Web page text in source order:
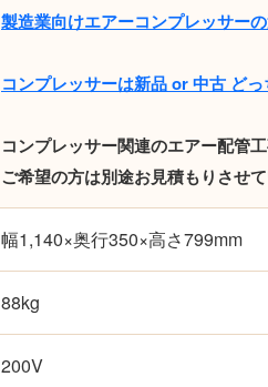
製造業向けエアーコンプレッサー
コンプレッサーは新品 or 中古 どっ
コンプレッサー関連のエアー配管
ご希望の方は別途お見積もりさせて
幅1,140×奥行350×高さ799mm
88kg
200V